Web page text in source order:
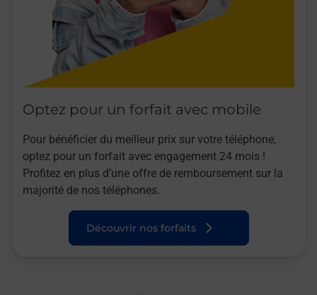
Optez pour un forfait avec mobile
Pour bénéficier du meilleur prix sur votre téléphone,
optez pour un forfait avec engagement 24 mois !
Profitez en plus d’une offre de remboursement sur la
majorité de nos téléphones.
Découvrir nos forfaits